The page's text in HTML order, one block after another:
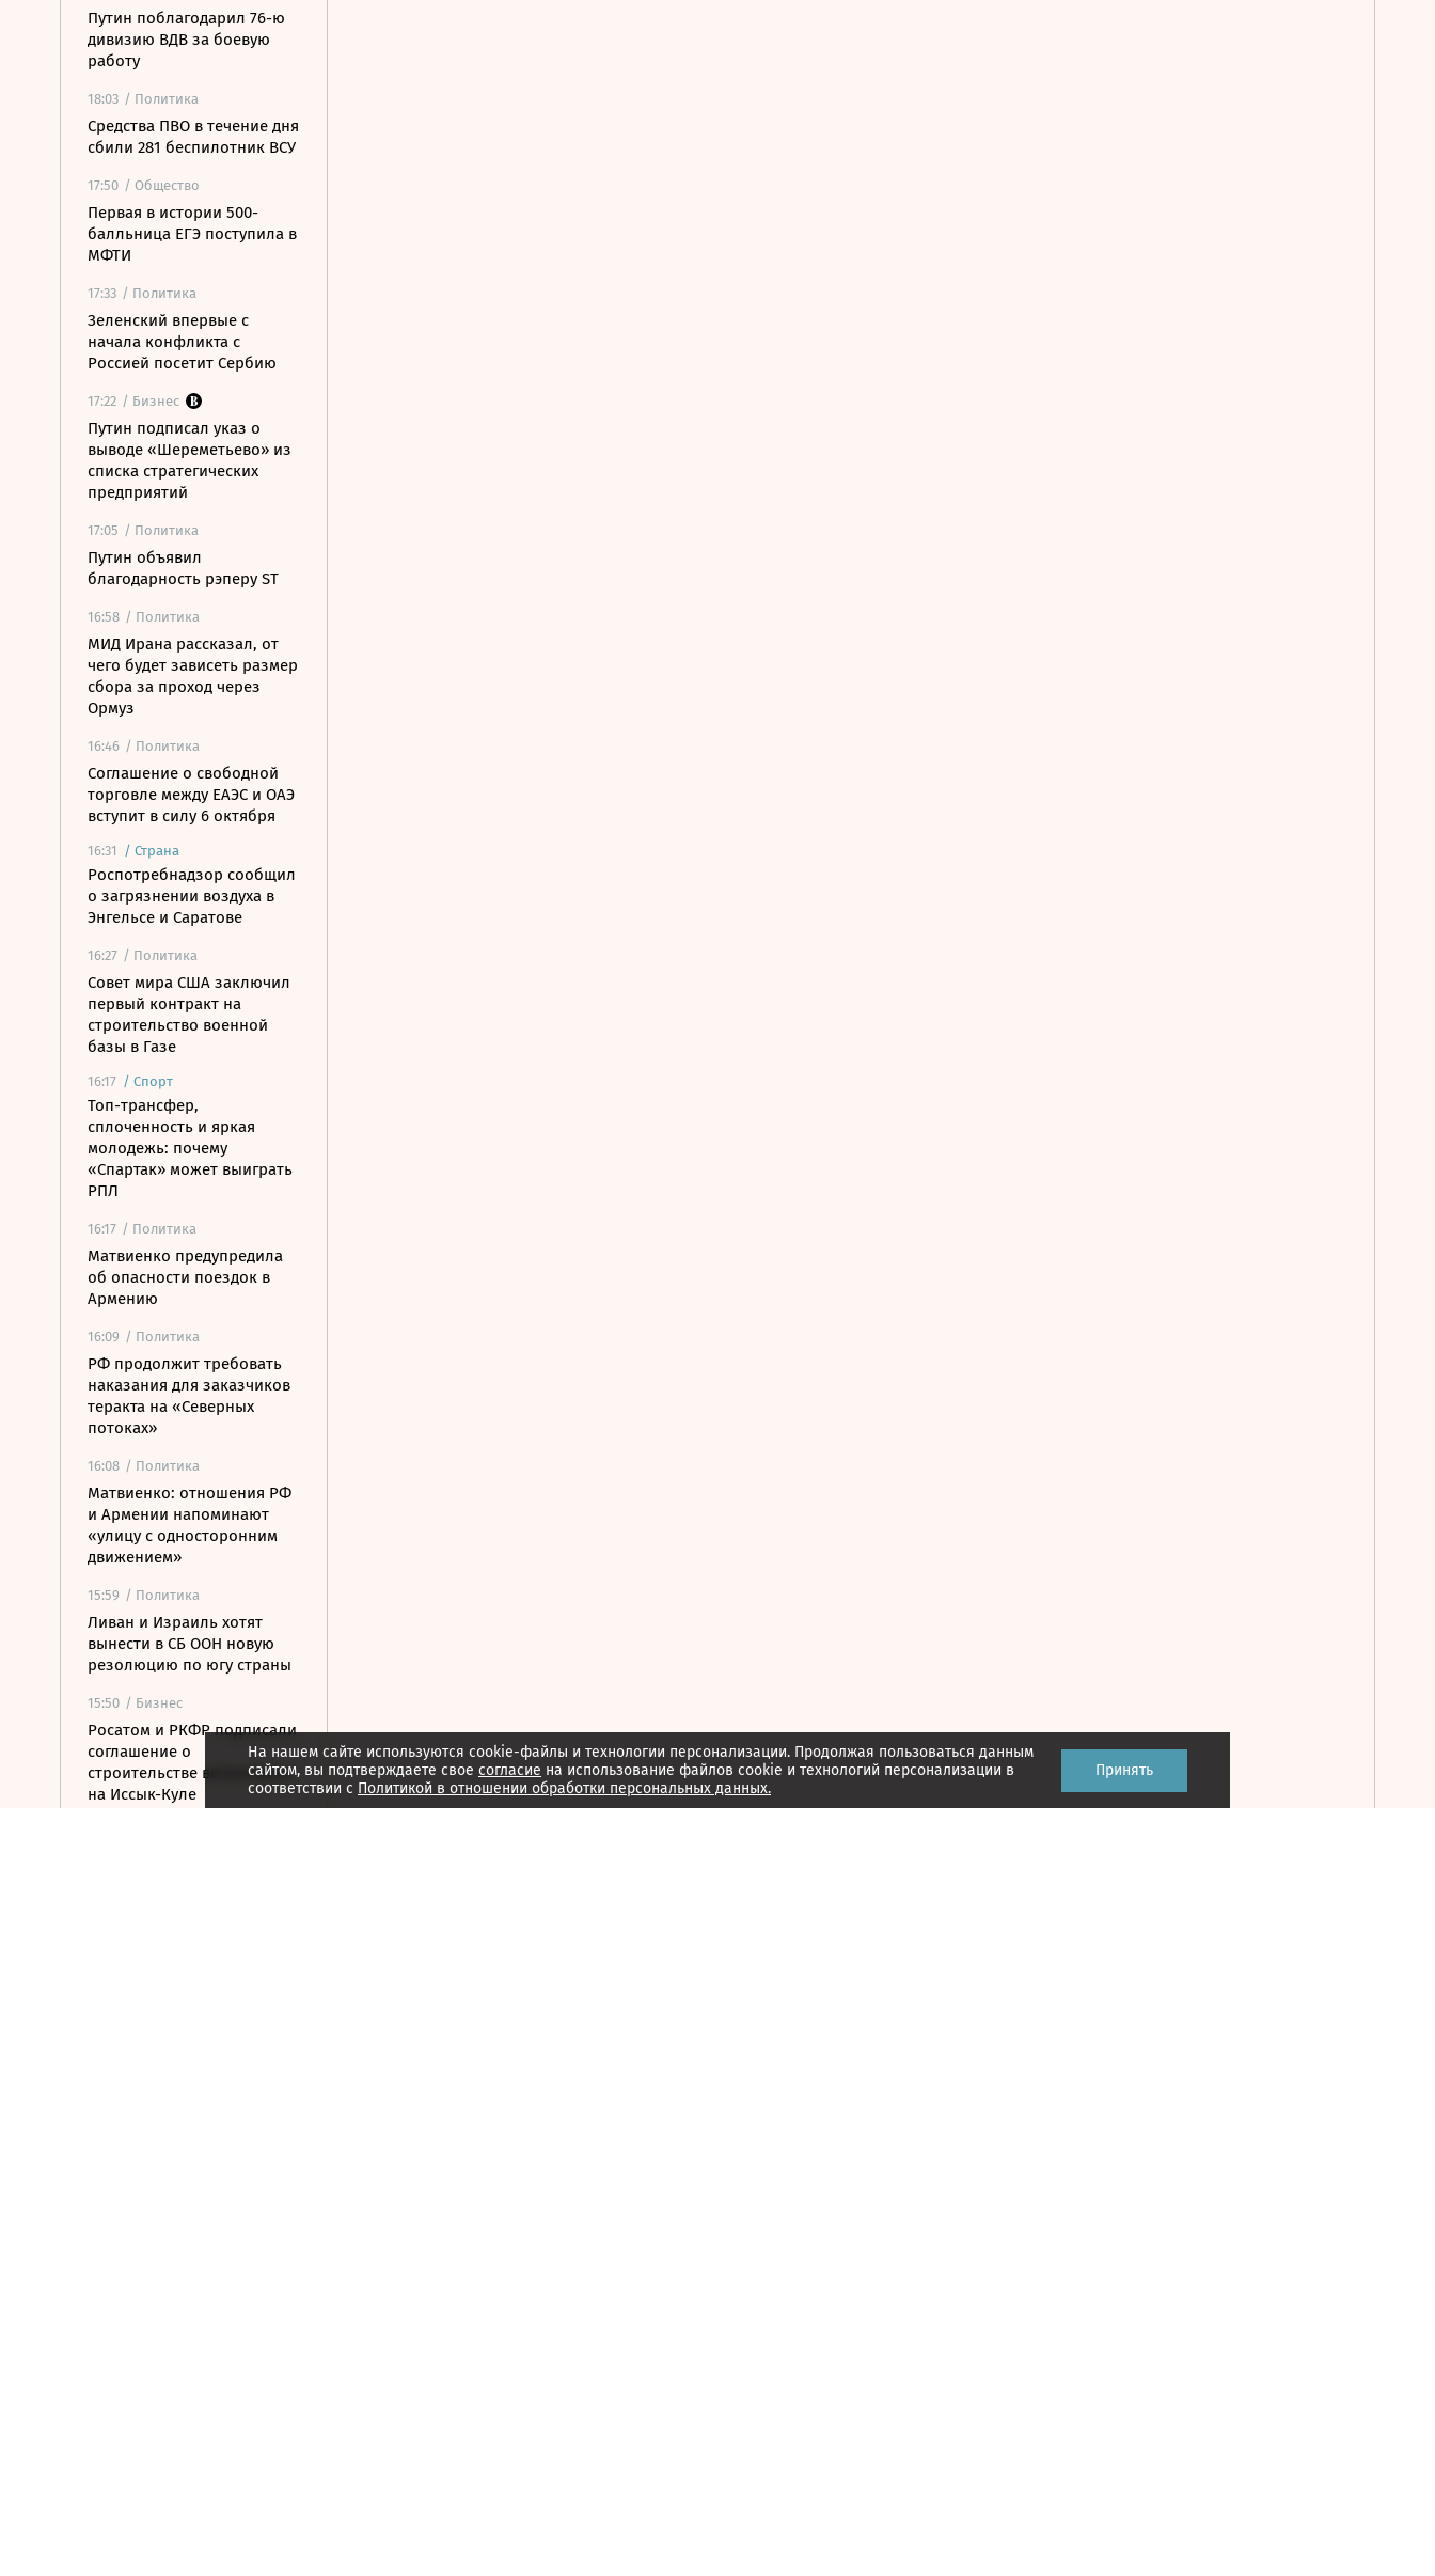
Путин поблагодарил 76-ю
дивизию ВДВ за боевую
работу
18:03 / Политика
Средства ПВО в течение дня
сбили 281 беспилотник ВСУ
17:50 / Общество
Первая в истории 500-
балльница ЕГЭ поступила в
МФТИ
17:33 / Политика
Зеленский впервые с
начала конфликта с
Россией посетит Сербию
17:22 / Бизнес
Путин подписал указ о
выводе «Шереметьево» из
списка стратегических
предприятий
17:05 / Политика
Путин объявил
благодарность рэперу ST
16:58 / Политика
МИД Ирана рассказал, от
чего будет зависеть размер
сбора за проход через
Ормуз
16:46 / Политика
Соглашение о свободной
торговле между ЕАЭС и ОАЭ
вступит в силу 6 октября
16:31 / Страна
Роспотребнадзор сообщил
о загрязнении воздуха в
Энгельсе и Саратове
16:27 / Политика
Совет мира США заключил
первый контракт на
строительство военной
базы в Газе
16:17 / Спорт
Топ-трансфер,
сплоченность и яркая
молодежь: почему
«Спартак» может выиграть
РПЛ
16:17 / Политика
Матвиенко предупредила
об опасности поездок в
Армению
16:09 / Политика
РФ продолжит требовать
наказания для заказчиков
теракта на «Северных
потоках»
16:08 / Политика
Матвиенко: отношения РФ
и Армении напоминают
«улицу с односторонним
движением»
15:59 / Политика
Ливан и Израиль хотят
вынести в СБ ООН новую
резолюцию по югу страны
15:50 / Бизнес
Росатом и РКФР подписали
соглашение о
строительстве ветропарка
на Иссык-Куле
На нашем сайте используются cookie-файлы и технологии персонализации. Продолжая пользоваться данным
сайтом, вы подтверждаете свое согласие на использование файлов cookie и технологий персонализации в
соответствии с Политикой в отношении обработки персональных данных.
Принять